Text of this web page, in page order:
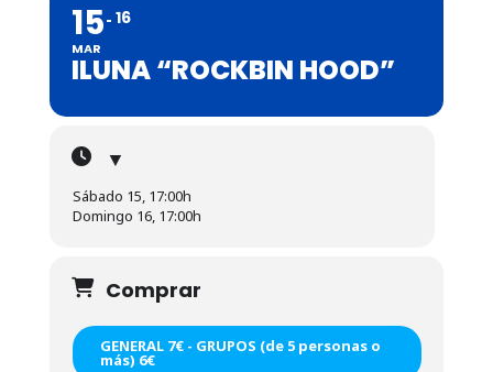
15
MAR
16
ILUNA “ROCKBIN HOOD”
▼
Sábado 15, 17:00h
Domingo 16, 17:00h
Comprar
GENERAL 7€ - GRUPOS (de 5 personas o
más) 6€